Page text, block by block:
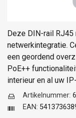
Deze DIN-rail
netwerkintegratie.
een geordend
PoE++
interieur en al uw
Artikelnummer:
EAN: